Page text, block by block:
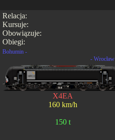
Relacja:
Kursuje:
Obowiązuje:
Obiegi:
Bohumin -
-
X4EA
160 km/h
150 t